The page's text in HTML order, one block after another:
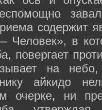
содержит
в
повергает
на
айкидо
очерке, ни